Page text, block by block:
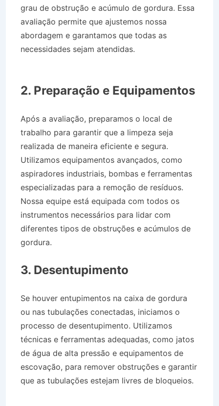
grau de obstrução e acúmulo de gordura. Essa
avaliação permite que ajustemos nossa
abordagem e garantamos que todas as
necessidades sejam atendidas.
2. Preparação e Equipamentos
Após a avaliação, preparamos o local de
trabalho para garantir que a limpeza seja
realizada de maneira eficiente e segura.
Utilizamos equipamentos avançados, como
aspiradores industriais, bombas e ferramentas
especializadas para a remoção de resíduos.
Nossa equipe está equipada com todos os
instrumentos necessários para lidar com
diferentes tipos de obstruções e acúmulos de
gordura.
3. Desentupimento
Se houver entupimentos na caixa de gordura
ou nas tubulações conectadas, iniciamos o
processo de desentupimento. Utilizamos
técnicas e ferramentas adequadas, como jatos
de água de alta pressão e equipamentos de
escovação, para remover obstruções e garantir
que as tubulações estejam livres de bloqueios.